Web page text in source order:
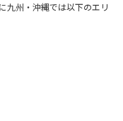
九州・沖縄では以下のエリ